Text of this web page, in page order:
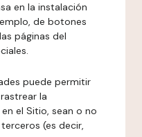
en la instalación
de botones
páginas del
puede permitir
la
el Sitio, sean o no
(es decir,